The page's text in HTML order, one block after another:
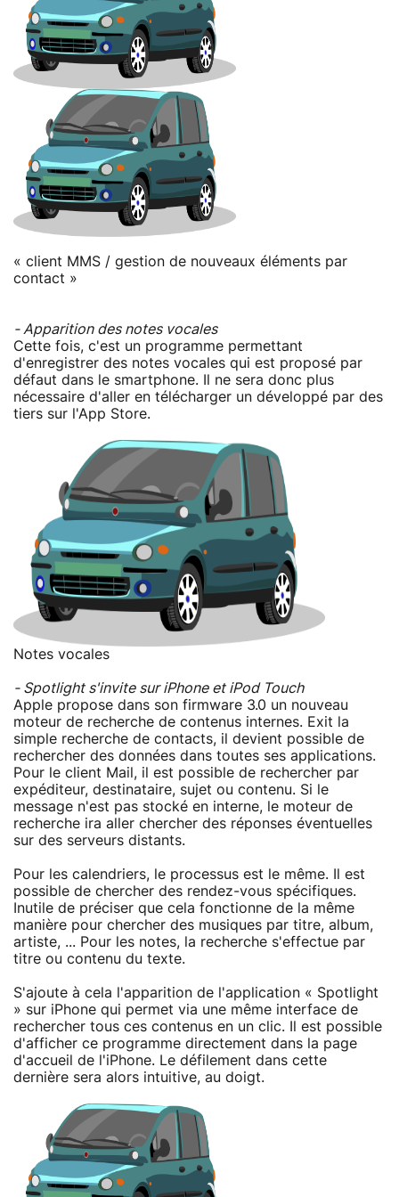
« client MMS / gestion de nouveaux éléments par
contact »
- Apparition des notes vocales
Cette fois, c'est un programme permettant
d'enregistrer des notes vocales qui est proposé par
défaut dans le smartphone. Il ne sera donc plus
nécessaire d'aller en télécharger un développé par des
tiers sur l'App Store.
Notes vocales
- Spotlight s'invite sur iPhone et iPod Touch
Apple propose dans son firmware 3.0 un nouveau
moteur de recherche de contenus internes. Exit la
simple recherche de contacts, il devient possible de
rechercher des données dans toutes ses applications.
Pour le client Mail, il est possible de rechercher par
expéditeur, destinataire, sujet ou contenu. Si le
message n'est pas stocké en interne, le moteur de
recherche ira aller chercher des réponses éventuelles
sur des serveurs distants.
Pour les calendriers, le processus est le même. Il est
possible de chercher des rendez-vous spécifiques.
Inutile de préciser que cela fonctionne de la même
manière pour chercher des musiques par titre, album,
artiste, ... Pour les notes, la recherche s'effectue par
titre ou contenu du texte.
S'ajoute à cela l'apparition de l'application « Spotlight
» sur iPhone qui permet via une même interface de
rechercher tous ces contenus en un clic. Il est possible
d'afficher ce programme directement dans la page
d'accueil de l'iPhone. Le défilement dans cette
dernière sera alors intuitive, au doigt.